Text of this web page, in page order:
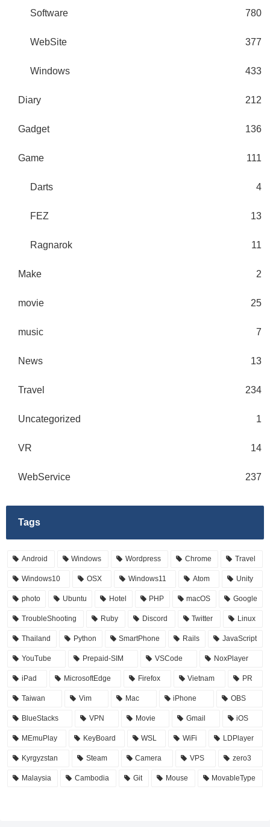
Software 780
WebSite 377
Windows 433
Diary 212
Gadget 136
Game 111
Darts 4
FEZ 13
Ragnarok 11
Make 2
movie 25
music 7
News 13
Travel 234
Uncategorized 1
VR 14
WebService 237
Tags
Android Windows Wordpress Chrome Travel
Windows10 OSX Windows11 Atom Unity
photo Ubuntu Hotel PHP macOS Google
TroubleShooting Ruby Discord Twitter Linux
Thailand Python SmartPhone Rails JavaScript
YouTube Prepaid-SIM VSCode NoxPlayer
iPad MicrosoftEdge Firefox Vietnam PR
Taiwan Vim Mac iPhone OBS
BlueStacks VPN Movie Gmail iOS
MEmuPlay KeyBoard WSL WiFi LDPlayer
Kyrgyzstan Steam Camera VPS zero3
Malaysia Cambodia Git Mouse MovableType